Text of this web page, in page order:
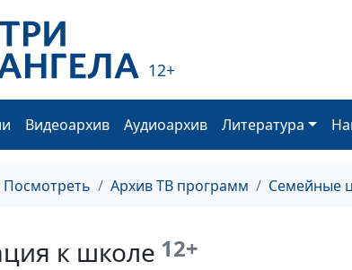
12+
Видеоархив Аудиоархив Литература
Посмотреть Архив ТВ программ Семейные
к школе 12+